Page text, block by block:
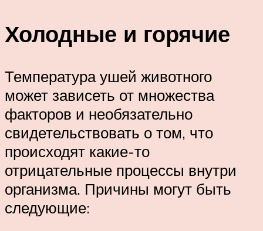
Холодные и горячие
Температура ушей животного
может зависеть от множества
факторов и необязательно
свидетельствовать о том, что
происходят какие-то
отрицательные процессы внутри
организма. Причины могут быть
следующие: